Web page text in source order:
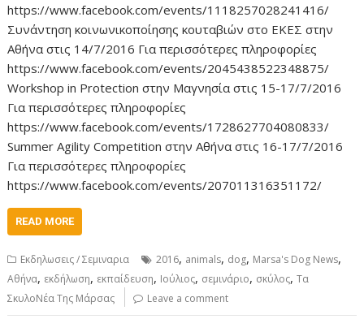
https://www.facebook.com/events/1118257028241416/
Συνάντηση κοινωνικοποίησης κουταβιών στο ΕΚΕΣ στην
Αθήνα στις 14/7/2016 Για περισσότερες πληροφορίες
https://www.facebook.com/events/2045438522348875/
Workshop in Protection στην Μαγνησία στις 15-17/7/2016
Για περισσότερες πληροφορίες
https://www.facebook.com/events/1728627704080833/
Summer Agility Competition στην Αθήνα στις 16-17/7/2016
Για περισσότερες πληροφορίες
https://www.facebook.com/events/207011316351172/
READ MORE
Εκδηλωσεις / Σεμιναρια 2016, animals, dog, Marsa's Dog News,
Αθήνα, εκδήλωση, εκπαίδευση, Ιούλιος, σεμινάριο, σκύλος,Τα
ΣκυλοΝέα Της Μάρσας
Leave a comment